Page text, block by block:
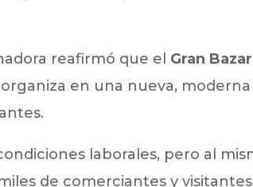
reafirmó que el Gran
en una nueva,
laborales, pero al
de comerciantes y